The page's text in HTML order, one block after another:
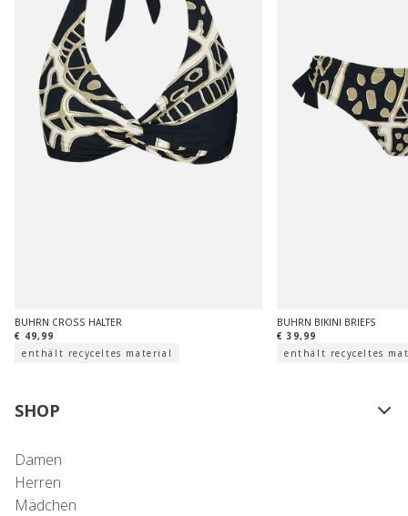
BUHRN CROSS HALTER
€ 49,99
enthält recyceltes material
BUHRN BIKINI BRIEFS
€ 39,99
enthält recyceltes
SHOP
Damen
Herren
Mädchen